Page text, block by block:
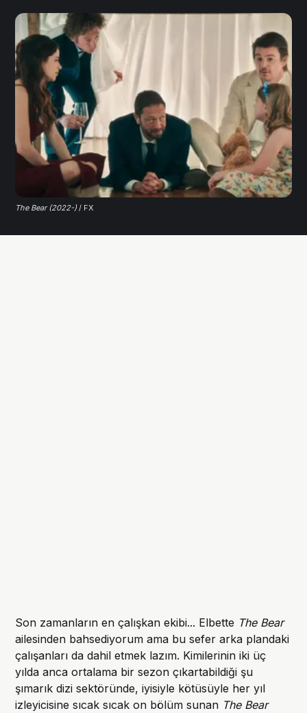
The Bear (2022-)/ FX
Son zamanların en çalışkan ekibi... Elbette The Bear
ailesinden bahsediyorum ama bu sefer arka plandaki
çalışanları da dahil etmek lazım. Kimilerinin iki üç
yılda anca ortalama bir sezon çıkartabildiği şu
şımarık dizi sektöründe, iyisiyle kötüsüyle her yıl
izleyicisine sıcak sıcak on bölüm sunan The Bear